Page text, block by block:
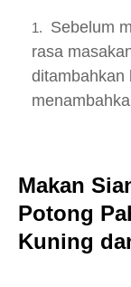
Sebelum
rasa
ditambahkan
Makan
Potong
Kuning